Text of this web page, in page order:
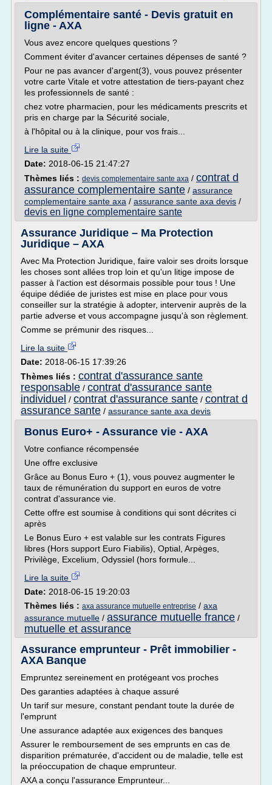
Complémentaire santé - Devis gratuit en
ligne - AXA
Vous avez encore quelques questions ?
Comment éviter d'avancer certaines dépenses de santé ?
Pour ne pas avancer d'argent(3), vous pouvez présenter
votre carte Vitale et votre attestation de tiers-payant chez
les professionnels de santé :
chez votre pharmacien, pour les médicaments prescrits et
pris en charge par la Sécurité sociale,
à l'hôpital ou à la clinique, pour vos frais...
Lire la suite
Date: 2018-06-15 21:47:27
Thèmes liés : devis complementaire sante axa / contrat d
assurance complementaire sante / assurance
complementaire sante axa / assurance sante axa devis /
devis en ligne complementaire sante
Assurance Juridique – Ma Protection
Juridique – AXA
Avec Ma Protection Juridique, faire valoir ses droits lorsque
les choses sont allées trop loin et qu'un litige impose de
passer à l'action est désormais possible pour tous ! Une
équipe dédiée de juristes est mise en place pour vous
conseiller sur la stratégie à adopter, intervenir auprès de la
partie adverse et vous accompagne jusqu'à son règlement.
Comme se prémunir des risques...
Lire la suite
Date: 2018-06-15 17:39:26
Thèmes liés : contrat d'assurance sante
responsable / contrat d'assurance sante
individuel / contrat d'assurance sante / contrat d
assurance sante / assurance sante axa devis
Bonus Euro+ - Assurance vie - AXA
Votre confiance récompensée
Une offre exclusive
Grâce au Bonus Euro + (1), vous pouvez augmenter le
taux de rémunération du support en euros de votre
contrat d'assurance vie.
Cette offre est soumise à conditions qui sont décrites ci
après
Le Bonus Euro + est valable sur les contrats Figures
libres (Hors support Euro Fiabilis), Optial, Arpèges,
Privilège, Excelium, Odyssiel (hors formule...
Lire la suite
Date: 2018-06-15 19:20:03
Thèmes liés : axa assurance mutuelle entreprise / axa
assurance mutuelle / assurance mutuelle france /
mutuelle et assurance
Assurance emprunteur - Prêt immobilier -
AXA Banque
Empruntez sereinement en protégeant vos proches
Des garanties adaptées à chaque assuré
Un tarif sur mesure, constant pendant toute la durée de
l'emprunt
Une assurance adaptée aux exigences des banques
Assurer le remboursement de ses emprunts en cas de
disparition prématurée, d'accident ou de maladie, telle est
la préoccupation de chaque emprunteur.
AXA a conçu l'assurance Emprunteur...